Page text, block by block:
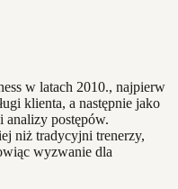
w latach 2010., najpierw
klienta, a następnie jako
analizy postępów.
niż tradycyjni trenerzy,
wyzwanie dla